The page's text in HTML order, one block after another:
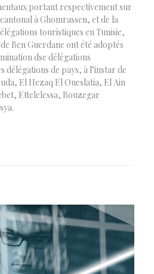
portant respectivement sur
à Ghomrassen, et de la
touristiques en Tunisie,
Ben Guerdane ont été adoptés
dse délégations
délégations de pays, à l’instar de
El Hezaq El Oueslatia, El Ain
Ettelelessa, Bouzegar